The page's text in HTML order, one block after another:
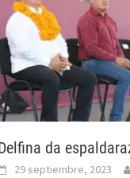
da
29 septiembre, 2023